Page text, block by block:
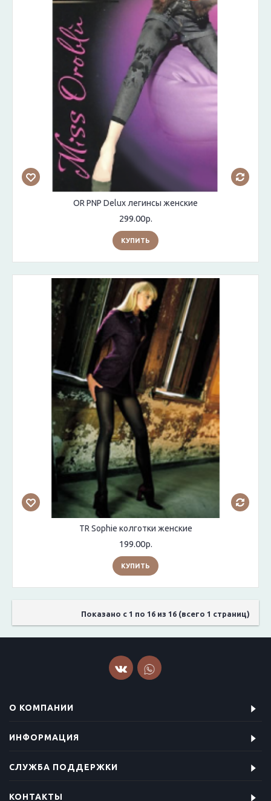
OR PNP Delux легинсы женские
299.00р.
КУПИТЬ
TR Sophie колготки женские
199.00р.
КУПИТЬ
Показано с 1 по 16 из 16 (всего 1 страниц)
О КОМПАНИИ
ИНФОРМАЦИЯ
СЛУЖБА ПОДДЕРЖКИ
КОНТАКТЫ